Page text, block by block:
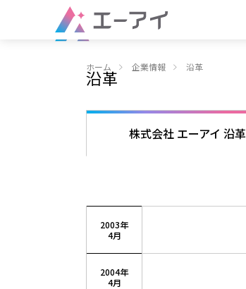
ホーム 企業情報 沿革
HISTORY
沿革
株式会社 エーアイ 沿革
2003年
4月
2004年
4月